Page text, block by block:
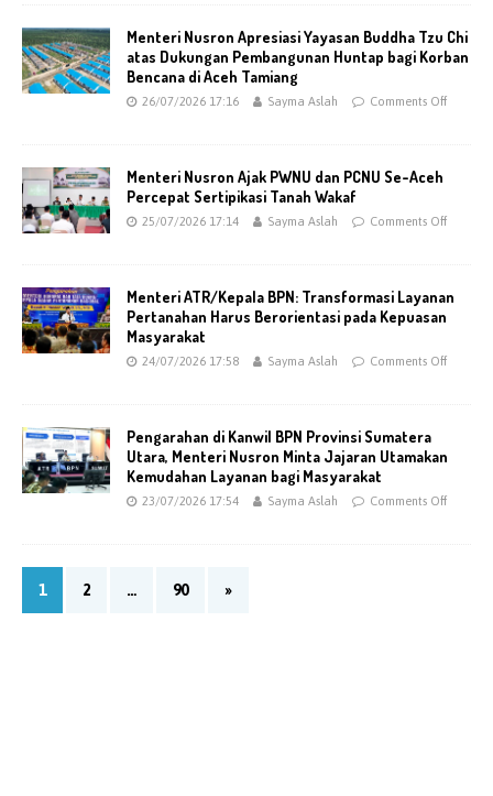
Menteri Nusron Apresiasi Yayasan Buddha Tzu Chi
atas Dukungan Pembangunan Huntap bagi Korban
Bencana di Aceh Tamiang
26/07/2026 17:16 Sayma Aslah Comments Off
Menteri Nusron Ajak PWNU dan PCNU Se-Aceh
Percepat Sertipikasi Tanah Wakaf
25/07/2026 17:14 Sayma Aslah Comments Off
Menteri ATR/Kepala BPN: Transformasi Layanan
Pertanahan Harus Berorientasi pada Kepuasan
Masyarakat
24/07/2026 17:58 Sayma Aslah Comments Off
Pengarahan di Kanwil BPN Provinsi Sumatera
Utara, Menteri Nusron Minta Jajaran Utamakan
Kemudahan Layanan bagi Masyarakat
23/07/2026 17:54 Sayma Aslah Comments Off
1 2 … 90 »